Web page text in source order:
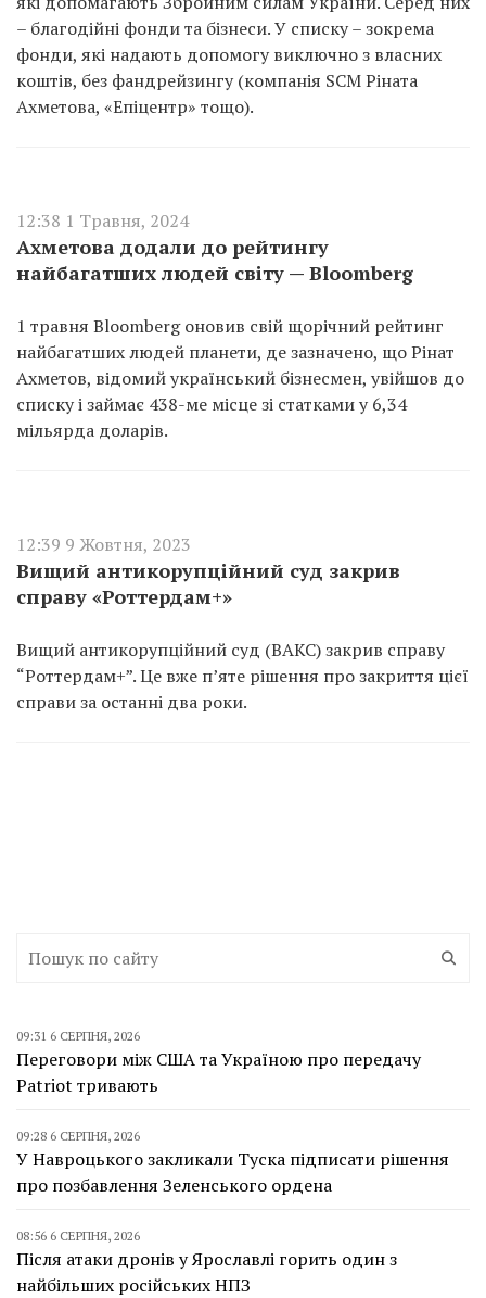
– благодійні фонди та бізнеси. У списку – зокрема
фонди, які надають допомогу виключно з власних
коштів, без фандрейзингу (компанія SCM Ріната
Ахметова, «Епіцентр» тощо).
12:38 1 Травня, 2024
Ахметова додали до рейтингу
найбагатших людей світу — Bloomberg
1 травня Bloomberg оновив свій щорічний рейтинг
найбагатших людей планети, де зазначено, що Рінат
Ахметов, відомий український бізнесмен, увійшов до
списку і займає 438-ме місце зі статками у 6,34
мільярда доларів.
12:39 9 Жовтня, 2023
Вищий антикорупційний суд закрив
справу «Роттердам+»
Вищий антикорупційний суд (ВАКС) закрив справу
“Роттердам+”. Це вже п’яте рішення про закриття цієї
справи за останні два роки.
09:31 6 СЕРПНЯ, 2026
Переговори між США та Україною про передачу
Patriot тривають
09:28 6 СЕРПНЯ, 2026
У Навроцького закликали Туска підписати рішення
про позбавлення Зеленського ордена
08:56 6 СЕРПНЯ, 2026
Після атаки дронів у Ярославлі горить один з
найбільших російських НПЗ